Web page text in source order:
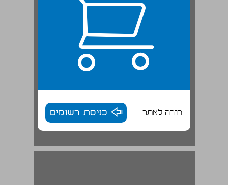
חזרה לאתר כניסת רשומים